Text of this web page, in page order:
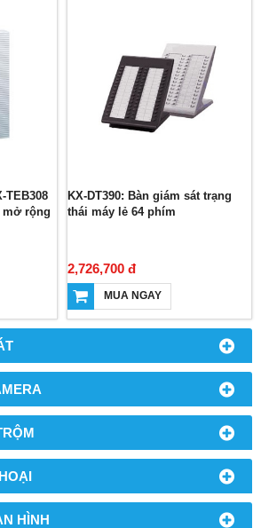
HÌNH
TEB308
mở rộng
KX-DT390: Bàn giám sát trạng
thái máy lẻ 64 phím
2,726,700 đ
MUA NGAY